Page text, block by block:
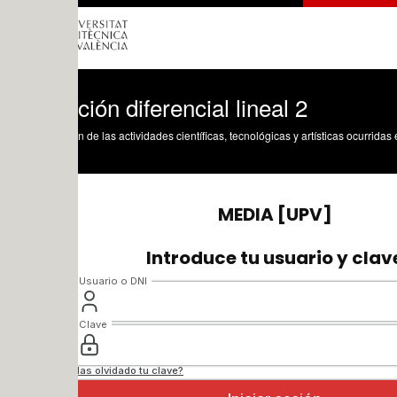
diferencial lineal 2
de las actividades científicas, tecnológicas y artísticas ocurridas en los tres